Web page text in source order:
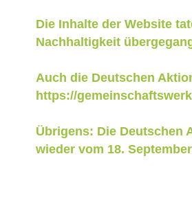
Die Inhalte der Website
Nachhaltigkeit
Auch die Deutschen
https://
Übrigens: Die Deutschen
wieder vom 18.